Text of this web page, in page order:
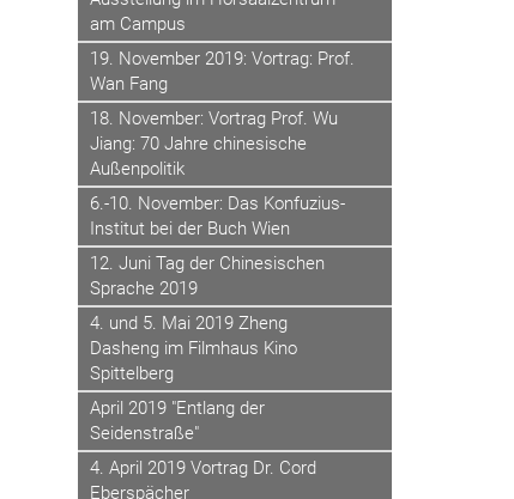
am Campus
19. November 2019: Vortrag: Prof.
Wan Fang
18. November: Vortrag Prof. Wu
Jiang: 70 Jahre chinesische
Außenpolitik
6.-10. November: Das Konfuzius-
Institut bei der Buch Wien
12. Juni Tag der Chinesischen
Sprache 2019
4. und 5. Mai 2019 Zheng
Dasheng im Filmhaus Kino
Spittelberg
April 2019 "Entlang der
Seidenstraße"
4. April 2019 Vortrag Dr. Cord
Eberspächer